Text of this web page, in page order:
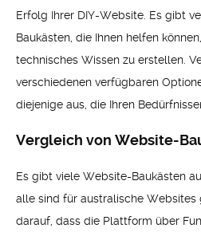
Erfolg Ihrer DIY-Website. Es gibt
Baukästen, die Ihnen helfen
technisches Wissen zu erstellen.
verschiedenen verfügbaren
diejenige aus, die Ihren
Vergleich von Website-
Es gibt viele Website-Baukästen
alle sind für australische Websites
darauf, dass die Plattform über